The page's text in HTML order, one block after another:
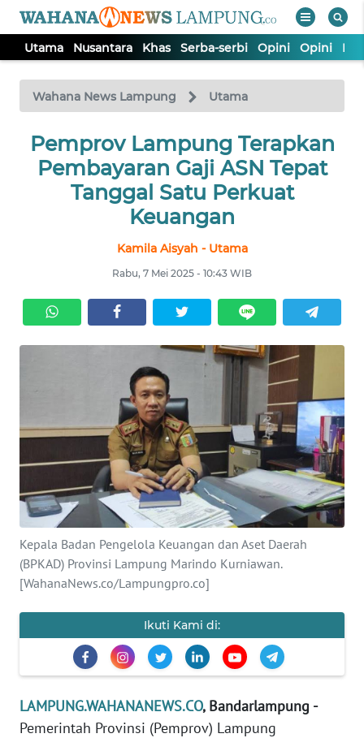
Utama Nusantara Khas Serba-serbi Opini Opini
Wahana News Lampung Utama
Pemprov Lampung Terapkan
Pembayaran Gaji ASN Tepat
Tanggal Satu Perkuat
Keuangan
Kamila Aisyah - Utama
Rabu, 7 Mei 2025 - 10:43 WIB
Kepala Badan Pengelola Keuangan dan Aset Daerah
(BPKAD) Provinsi Lampung Marindo Kurniawan.
[WahanaNews.co/Lampungpro.co]
Ikuti Kami di:
LAMPUNG.WAHANANEWS.CO, Bandarlampung -
Pemerintah Provinsi (Pemprov) Lampung
TV
Tutup
UTAMA
NUSANTARA
SERBI
OPINI
OPINI
Informasi
INDEKS
KONTAK
KAMI
INFO
PEDOMAN
MEDIA